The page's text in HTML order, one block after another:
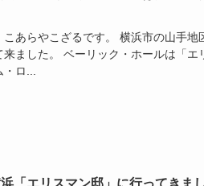
こあらやこざるです。 横浜市の山手地
来ました。 ベーリック・ホールは「エ
ロ...
浜「エリスマン邸」に行ってきま